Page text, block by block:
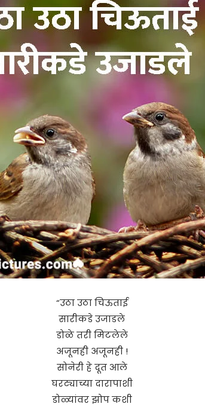
“उठा उठा चिऊताई
सारीकडे उजाडले
डोळे तरी मिटलेले
अजूनही अजूनही !
सोनेरी हे दूत आले
घरट्याच्या दारापाशी
डोळ्यांवर झोप कशी